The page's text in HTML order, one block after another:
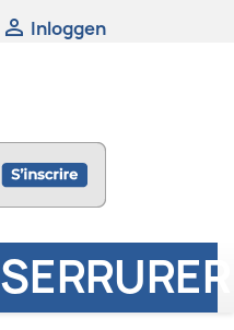
 Inloggen